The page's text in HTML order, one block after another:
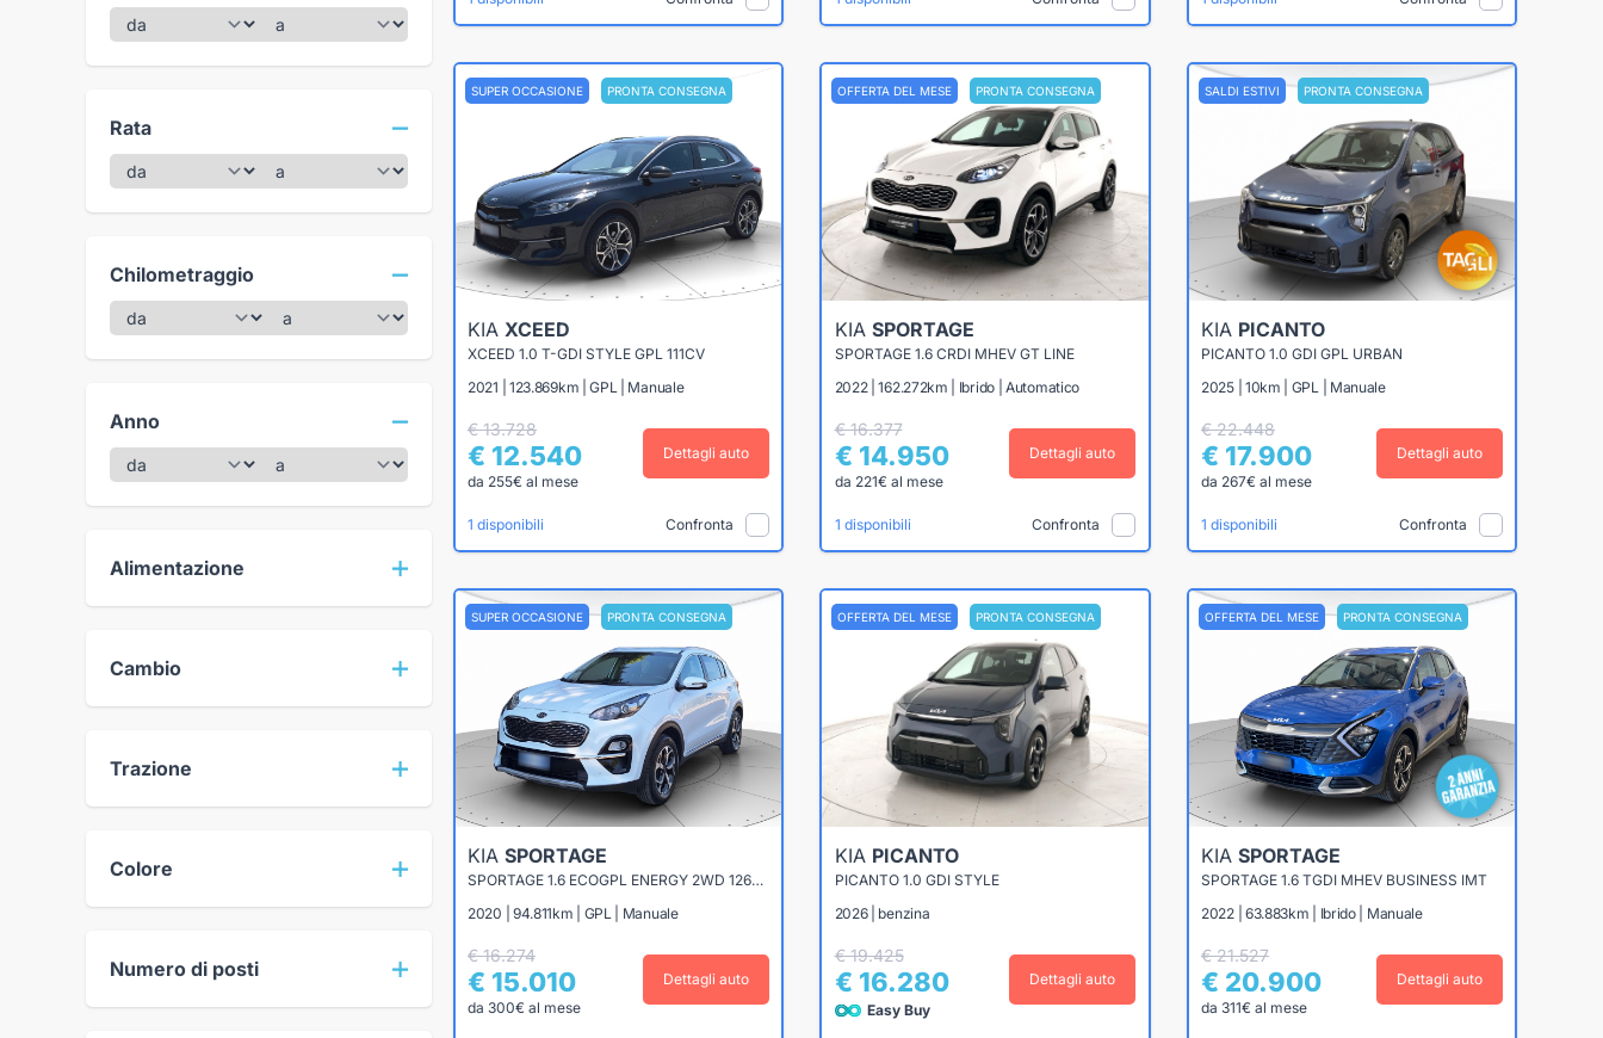
Rata
Chilometraggio
Anno
Alimentazione
Cambio
Trazione
Colore
Numero di posti
SUPER OCCASIONE PRONTA CONSEGNA
KIA XCEED
XCEED 1.0 T-GDI STYLE GPL 111CV
2021 | 123.869km | GPL | Manuale
€ 13.728
€ 12.540
da 255€ al mese
Dettagli auto
1 disponibili Confronta
OFFERTA DEL MESE PRONTA CONSEGNA
KIA SPORTAGE
SPORTAGE 1.6 CRDI MHEV GT LINE
2022 | 162.272km | Ibrido | Automatico
€ 16.377
€ 14.950
da 221€ al mese
Dettagli auto
1 disponibili Confronta
SALDI ESTIVI PRONTA CONSEGNA
KIA PICANTO
PICANTO 1.0 GDI GPL URBAN
2025 | 10km | GPL | Manuale
€ 22.448
€ 17.900
da 267€ al mese
Dettagli auto
1 disponibili Confronta
SUPER OCCASIONE PRONTA CONSEGNA
KIA SPORTAGE
SPORTAGE 1.6 ECOGPL ENERGY 2WD 126CV
2020 | 94.811km | GPL | Manuale
€ 16.274
€ 15.010
da 300€ al mese
Dettagli auto
OFFERTA DEL MESE PRONTA CONSEGNA
KIA PICANTO
PICANTO 1.0 GDI STYLE
2026 | benzina
€ 19.425
€ 16.280
Easy Buy
Dettagli auto
OFFERTA DEL MESE PRONTA CONSEGNA
KIA SPORTAGE
SPORTAGE 1.6 TGDI MHEV BUSINESS IMT
2022 | 63.883km | Ibrido | Manuale
€ 21.527
€ 20.900
da 311€ al mese
Dettagli auto